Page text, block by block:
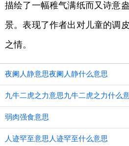
描绘了一幅稚气满纸而又诗意
景。表现了作者出对儿童的调
之情。
夜阑人静意思夜阑人静什么意思
九牛二虎之力意思九牛二虎之力什么
弱肉强食意思
人迹罕至意思人迹罕至什么意思